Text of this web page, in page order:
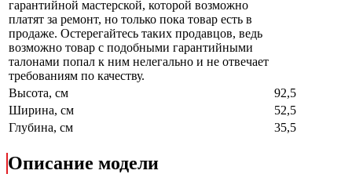
гарантийной мастерской, которой возможно
платят за ремонт, но только пока товар есть в
продаже. Остерегайтесь таких продавцов, ведь
возможно товар с подобными гарантийными
талонами попал к ним нелегально и не отвечает
требованиям по качеству.
Высота, см
92,5
Ширина, см
52,5
Глубина, см
35,5
Описание модели